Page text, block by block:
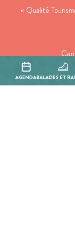
AGENDABALADES ET
« Qualité